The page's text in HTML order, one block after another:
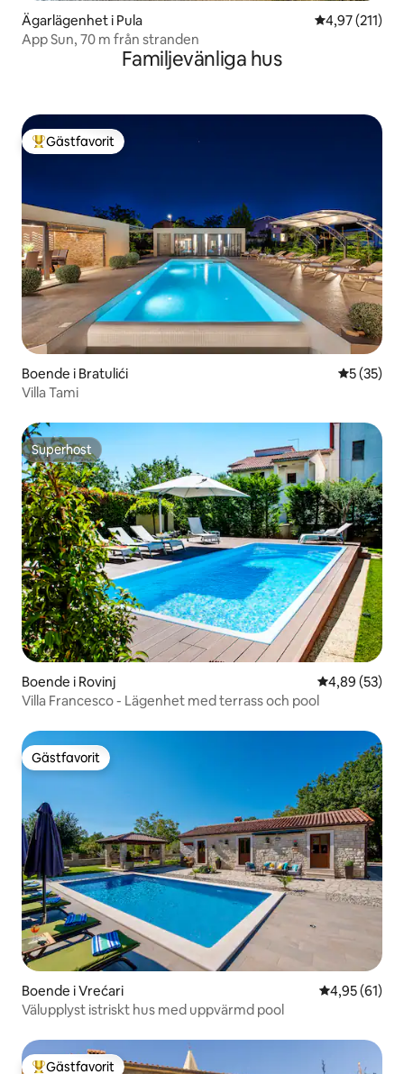
Ägarlägenhet i Pula 4,97 av 5 i
4,97 (211)
App Sun, 70 m från stranden
Familjevänliga hus
Populär gästfavorit
Gästfavorit
Boende i Bratulići 5 av 5 i
5 (35)
Villa Tami
Superhost
Superhost
Boende i Rovinj 4,89 av 5 i
4,89 (53)
Villa Francesco - Lägenhet med terrass och pool
Gästfavorit
Gästfavorit
Boende i Vrećari 4,95 av 5 i
4,95 (61)
Välupplyst istriskt hus med uppvärmd pool
Gästfavorit